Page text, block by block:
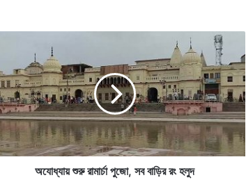
অযোধ্যায় শুরু রামার্চা পুজো, সব বাড়ির রং হলুদ